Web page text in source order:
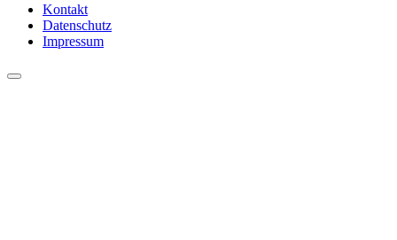
Kontakt
Datenschutz
Impressum